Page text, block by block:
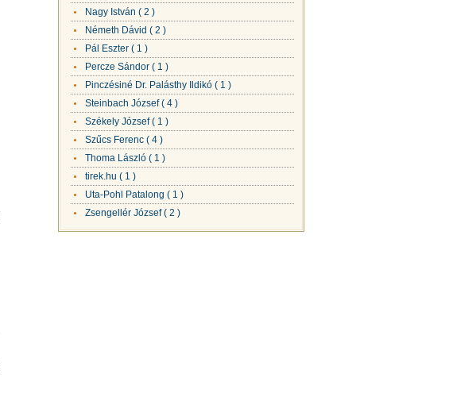
Nagy István ( 2 )
Németh Dávid ( 2 )
Pál Eszter ( 1 )
Percze Sándor ( 1 )
Pinczésiné Dr. Palásthy Ildikó ( 1 )
Steinbach József( 4 )
Székely József( 1 )
Szűcs Ferenc ( 4 )
Thoma László ( 1 )
tirek.hu ( 1 )
Uta-Pohl Patalong ( 1 )
Zsengellér József( 2 )